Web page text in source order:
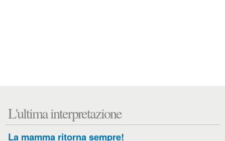
L'ultima interpretazione
La mamma ritorna sempre!